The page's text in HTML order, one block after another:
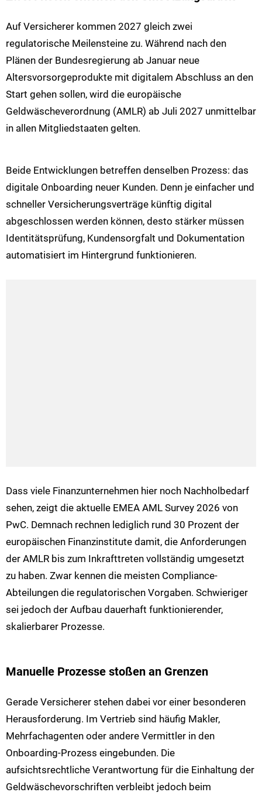
Auf Versicherer kommen 2027 gleich zwei
regulatorische Meilensteine zu. Während nach den
Plänen der Bundesregierung ab Januar neue
Altersvorsorgeprodukte mit digitalem Abschluss an den
Start gehen sollen, wird die europäische
Geldwäscheverordnung (AMLR) ab Juli 2027 unmittelbar
in allen Mitgliedstaaten gelten.
Beide Entwicklungen betreffen denselben Prozess: das
digitale Onboarding neuer Kunden. Denn je einfacher und
schneller Versicherungsverträge künftig digital
abgeschlossen werden können, desto stärker müssen
Identitätsprüfung, Kundensorgfalt und Dokumentation
automatisiert im Hintergrund funktionieren.
Dass viele Finanzunternehmen hier noch Nachholbedarf
sehen, zeigt die aktuelle EMEA AML Survey 2026 von
PwC. Demnach rechnen lediglich rund 30 Prozent der
europäischen Finanzinstitute damit, die Anforderungen
der AMLR bis zum Inkrafttreten vollständig umgesetzt
zu haben. Zwar kennen die meisten Compliance-
Abteilungen die regulatorischen Vorgaben. Schwieriger
sei jedoch der Aufbau dauerhaft funktionierender,
skalierbarer Prozesse.
Manuelle Prozesse stoßen an Grenzen
Gerade Versicherer stehen dabei vor einer besonderen
Herausforderung. Im Vertrieb sind häufig Makler,
Mehrfachagenten oder andere Vermittler in den
Onboarding-Prozess eingebunden. Die
aufsichtsrechtliche Verantwortung für die Einhaltung der
Geldwäschevorschriften verbleibt jedoch beim